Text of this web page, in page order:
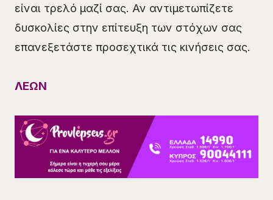
είναι τρελό μαζί σας. Αν αντιμετωπίζετε
δυσκολίες στην επίτευξη των στόχων σας
επανεξετάστε προσεχτικά τις κινήσεις σας.
ΛΕΩΝ